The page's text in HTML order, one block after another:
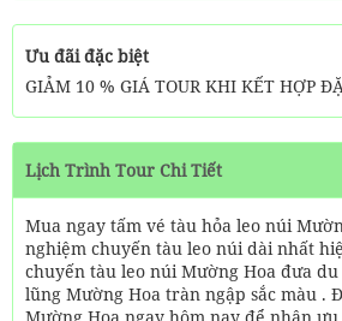
Ưu đãi đặc biệt
GIẢM 10 % GIÁ TOUR KHI KẾT HỢP
Lịch Trình Tour Chi Tiết
Mua ngay tấm vé tàu hỏa leo núi
nghiệm chuyến tàu leo núi dài nhất
chuyến tàu leo núi Mường Hoa đưa
lũng Mường Hoa tràn ngập sắc màu .